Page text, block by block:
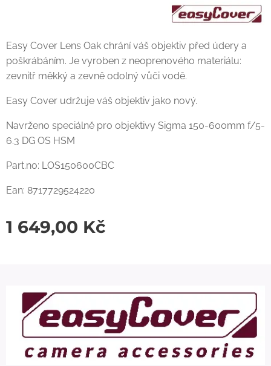
Easy Cover Lens Oak chrání váš objektiv před údery a
poškrábáním. Je vyroben z neoprenového materiálu:
zevnitř měkký a zevně odolný vůči vodě.
Easy Cover udržuje váš objektiv jako nový.
Navrženo speciálně pro objektivy Sigma 150-600mm f/5-
6.3 DG OS HSM
Part.no: LOS150600CBC
Ean: 8717729524220
1 649,00 Kč